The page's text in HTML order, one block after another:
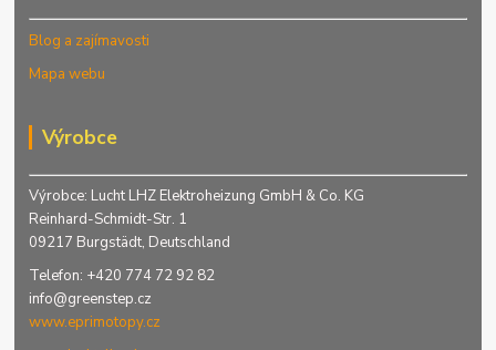
Blog a zajímavosti
Mapa webu
Výrobce
Výrobce: Lucht LHZ Elektroheizung GmbH & Co. KG
Reinhard-Schmidt-Str. 1
09217 Burgstädt, Deutschland
Telefon: +420 774 72 92 82
info@greenstep.cz
www.eprimotopy.cz